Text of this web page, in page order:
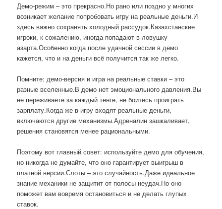
Демо-режим – это прекрасно.Но рано или поздно у многих
возникает желание попробовать игру на реальные деньги.И
здесь важно сохранять холодный рассудок.Казахстанские
игроки, к сожалению, иногда попадают в ловушку
азарта.Особенно когда после удачной сессии в демо
кажется, что и на деньги всё получится так же легко.
Помните: демо-версия и игра на реальные ставки – это
разные вселенные.В демо нет эмоционального давления.Вы
не переживаете за каждый тенге, не боитесь проиграть
зарплату.Когда же в игру входят реальные деньги,
включаются другие механизмы.Адреналин зашкаливает,
решения становятся менее рациональными.
Поэтому вот главный совет: используйте демо для обучения,
но никогда не думайте, что оно гарантирует выигрыш в
платной версии.Слоты – это случайность.Даже идеальное
знание механики не защитит от полосы неудач.Но оно
поможет вам вовремя остановиться и не делать глупых
ставок.